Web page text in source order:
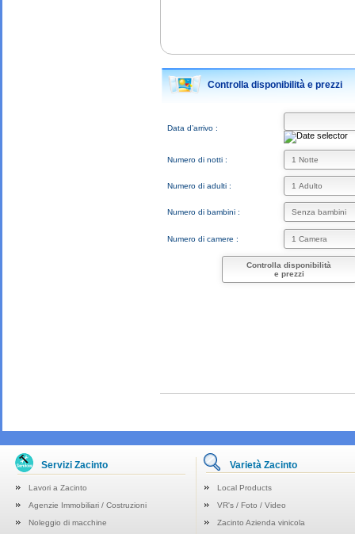
Controlla disponibilità e prezzi
Data d’arrivo :
Numero di notti :
Numero di adulti :
Numero di bambini :
Numero di camere :
Controlla disponibilità
e prezzi
Servizi Zacinto Varietà Zacinto
Lavori a Zacinto
Local Products
Agenzie Immobiliari / Costruzioni
VR's / Foto / Video
Noleggio di macchine
Zacinto Azienda vinicola